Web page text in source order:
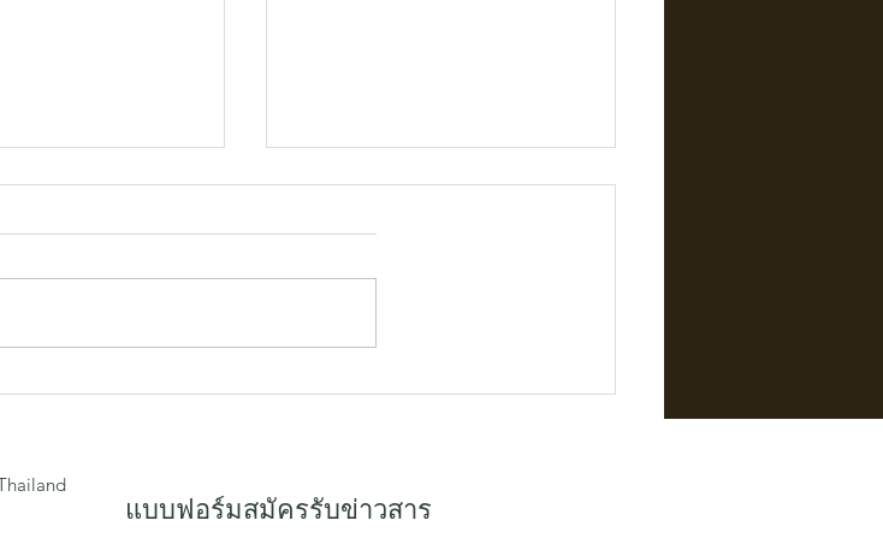
ดเก็บให้ดูดี ด้วย
ทำไม "กล่องไม้บุพรม" คือบรรจุ
แบบฟอร์มสมัครรับข่าวสาร